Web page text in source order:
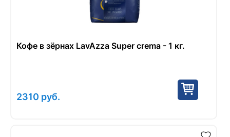
Кофе в зёрнах LavAzza Super crema - 1 кг.
2310 руб.